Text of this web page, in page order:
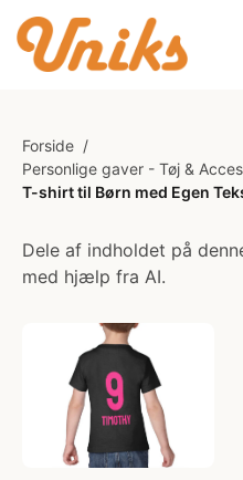
Forside /
Personlige gaver - Tøj &
T-shirt til Børn med Egen
Dele af indholdet på
med hjælp fra AI.